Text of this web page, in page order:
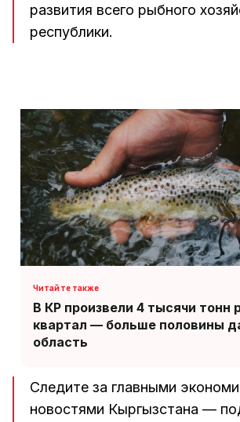
развития всего рыбного
республики.
В КР произвели 4 тысячи тонн
квартал — больше половины
область
Следите за главными
новостями Кыргызстана —